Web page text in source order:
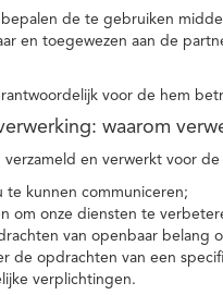
de te gebruiken
en toegewezen aan de
voor de hem
waarom
verzameld en verwerkt voor
kunnen communiceren;
om onze diensten te
van openbaar belang
de opdrachten van een
verplichtingen.